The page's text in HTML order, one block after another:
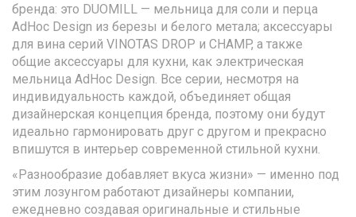
бренда: это DUOMILL — мельница для соли и перца
AdHoc Design из березы и белого метала; аксессуары
для вина серий VINOTAS DROP и CHAMP, а также
общие аксессуары для кухни, как электрическая
мельница AdHoc Design. Все серии, несмотря на
индивидуальность каждой, объединяет общая
дизайнерская концепция бренда, поэтому они будут
идеально гармонировать друг с другом и прекрасно
впишутся в интерьер современной стильной кухни.
«Разнообразие добавляет вкуса жизни» — именно под
этим лозунгом работают дизайнеры компании,
ежедневно создавая оригинальные и стильные